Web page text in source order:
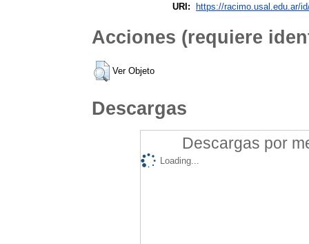
URI:
https://racimo.usal.edu.ar/
Acciones (requiere
Ver Objeto
Descargas
Descargas por
Loading...